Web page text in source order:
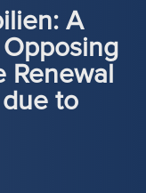
A
Renewal
to